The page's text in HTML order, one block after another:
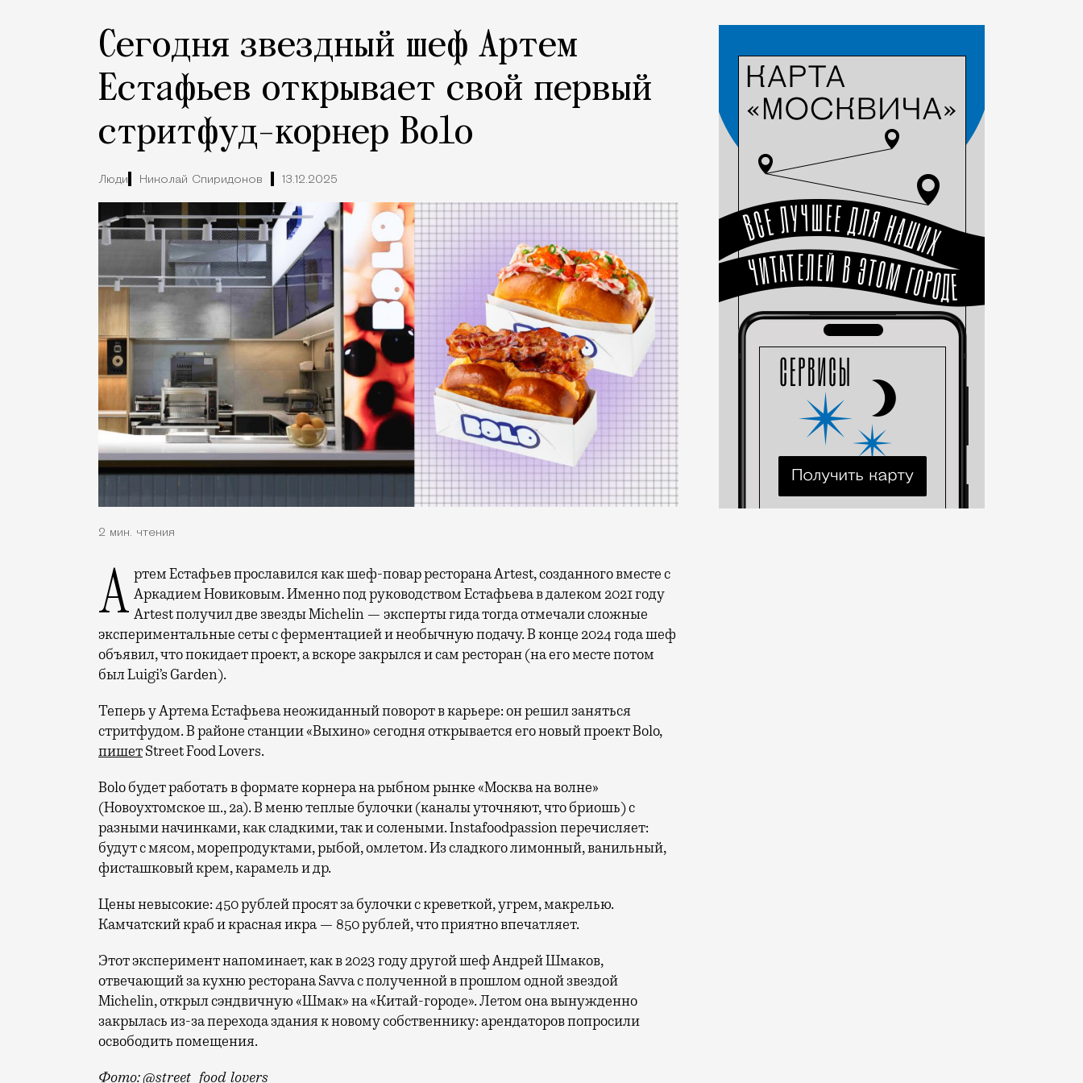
Сегодня звездный шеф Артем
Естафьев открывает свой первый
стритфуд-корнер Bolo
Люди Николай Спиридонов 13.12.2025
2 мин. чтения
Артем Естафьев прославился как шеф-повар ресторана Artest, созданного вместе с Аркадием Новиковым. Именно под руководством Естафьева в далеком 2021 году
Artest получил две звезды Michelin — эксперты гида тогда отмечали сложные
экспериментальные сеты с ферментацией и необычную подачу. В конце 2024 года шеф
объявил, что покидает проект, а вскоре закрылся и сам ресторан (на его месте потом
был Luigi’s Garden).
Теперь у Артема Естафьева неожиданный поворот в карьере: он решил заняться
стритфудом. В районе станции «Выхино» сегодня открывается его новый проект Bolo,
пишетStreet Food Lovers.
Bolo будет работать в формате корнера на рыбном рынке «Москва на волне»
(Новоухтомское ш., 2а). В меню теплые булочки (каналы уточняют, что бриошь) с
разными начинками, как сладкими, так и солеными. Instafoodpassion перечисляет:
будут с мясом, морепродуктами, рыбой, омлетом. Из сладкого лимонный, ванильный,
фисташковый крем, карамель и др.
Цены невысокие: 450 рублей просят за булочки с креветкой, угрем, макрелью.
Камчатский краб и красная икра — 850 рублей, что приятно впечатляет.
Этот эксперимент напоминает, как в 2023 году другой шеф Андрей Шмаков,
отвечающий за кухню ресторана Savva с полученной в прошлом одной звездой
Michelin, открыл сэндвичную «Шмак» на «Китай-городе». Летом она вынужденно
закрылась из-за перехода здания к новому собственнику: арендаторов попросили
освободить помещения.
Фото: @street_food_lovers